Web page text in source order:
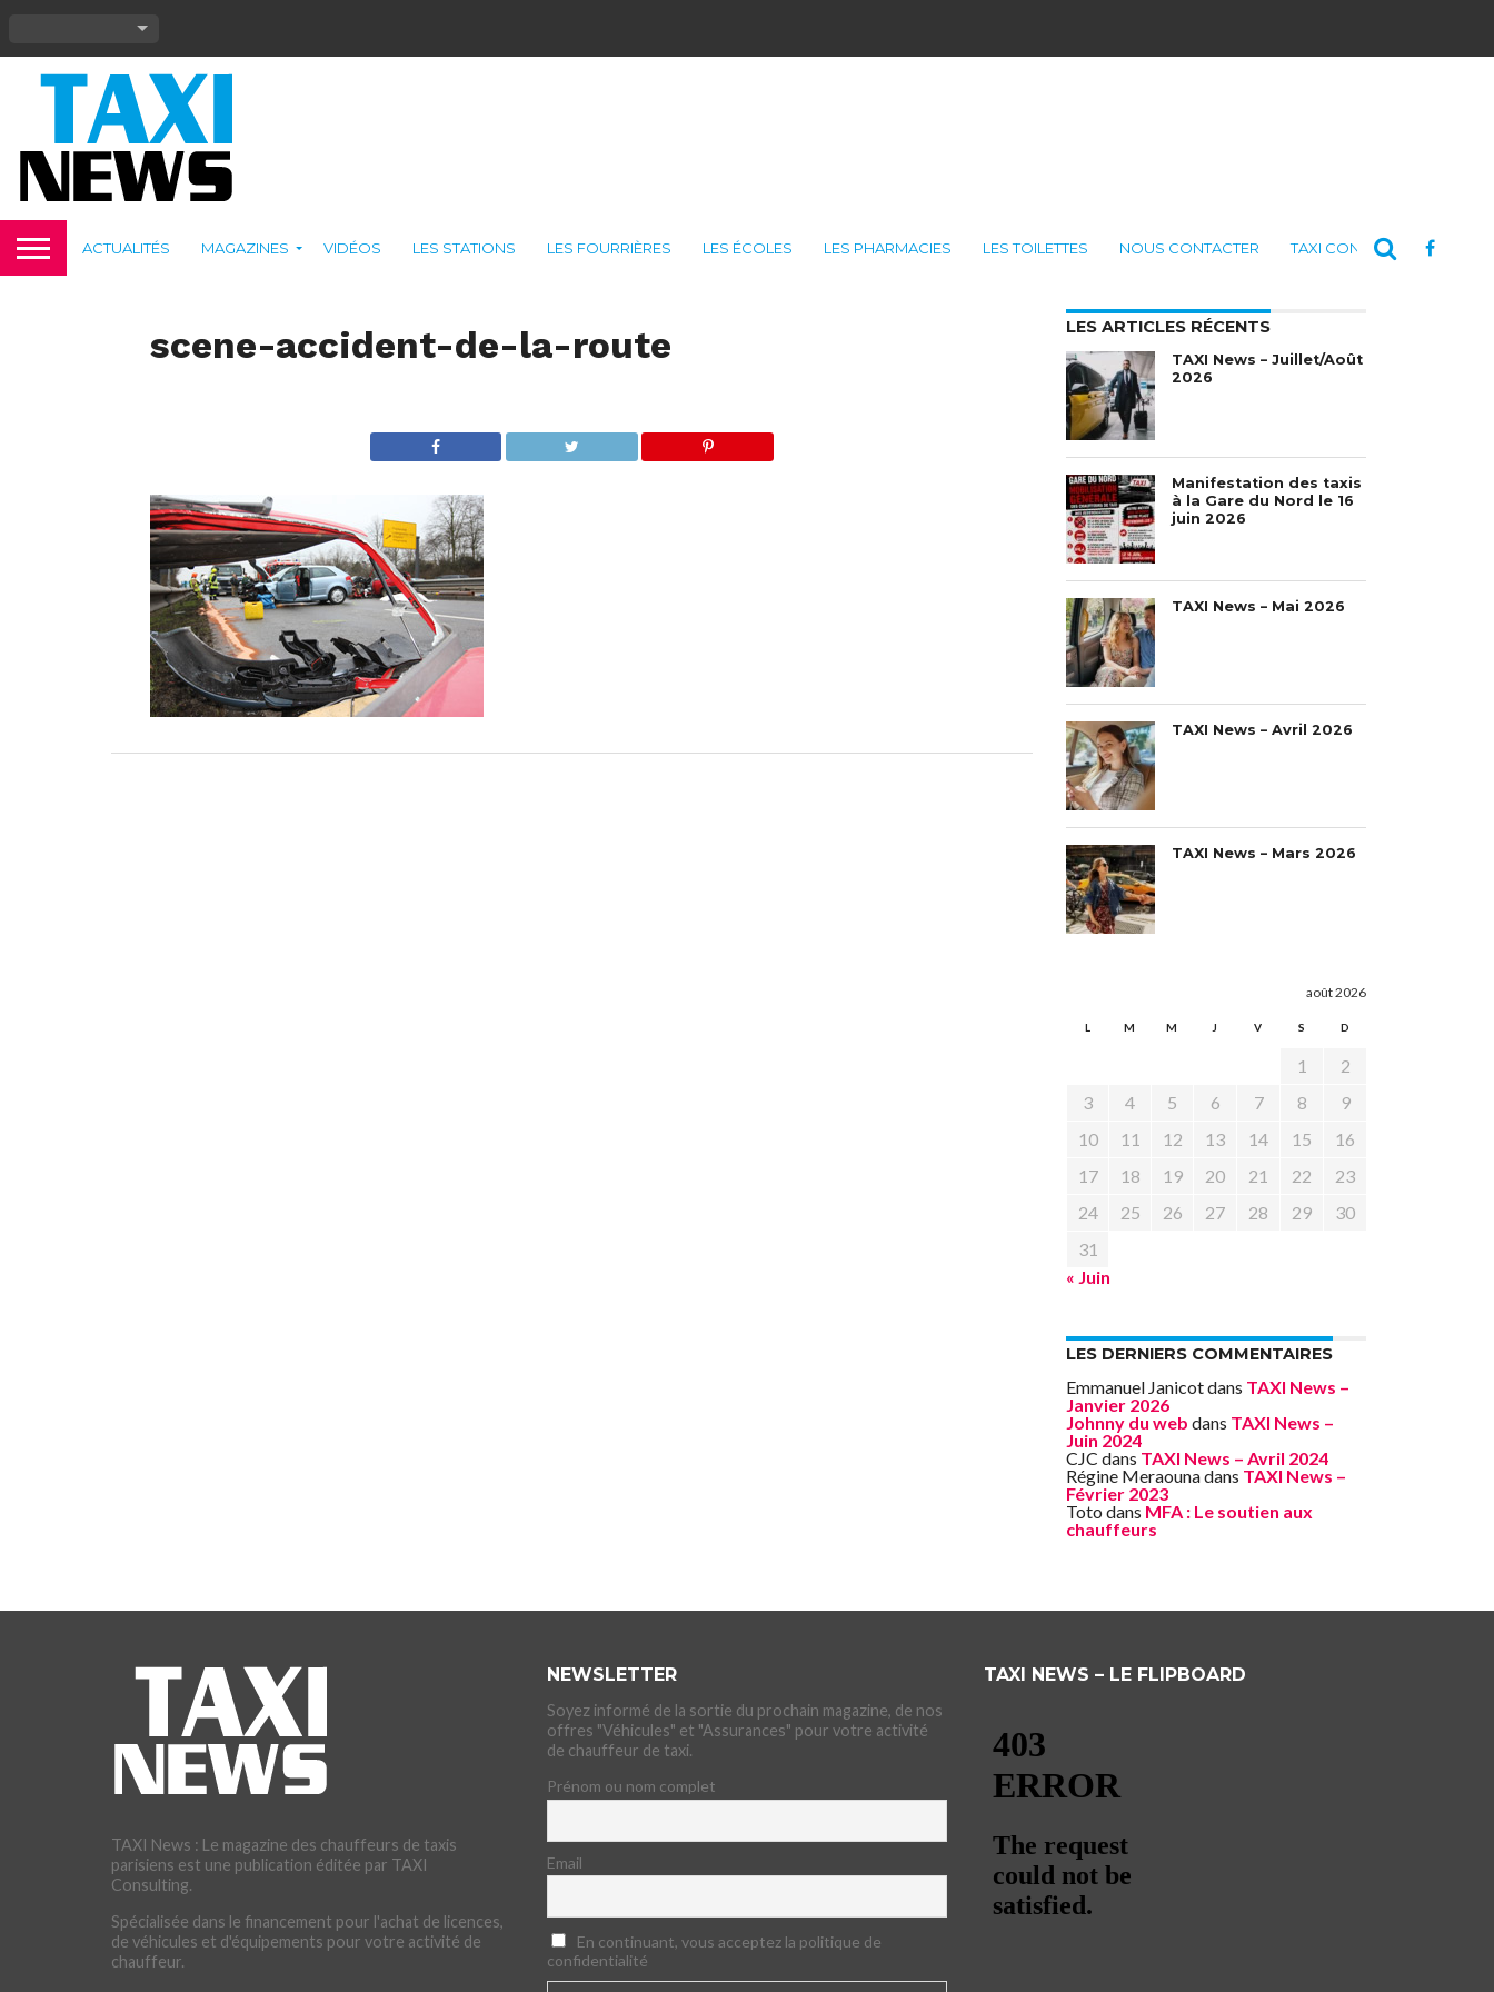
ACTUALITÉS MAGAZINES VIDÉOS LES STATIONS LES FOURRIÈRES LES ÉCOLES LES PHARMACIES LES TOILETTES NOUS CONTACTER TAXI CONSULTING
scene-accident-de-la-route LES ARTICLES RÉCENTS
TAXI News – Juillet/Août
2026
Manifestation des taxis
à la Gare du Nord le 16
juin 2026
TAXI News – Mai 2026
TAXI News – Avril 2026
TAXI News – Mars 2026
août 2026
L M M J V S D
1
2
3
4 5 6 7 8
9
10
11 12 13 14 15
16
17
18 19 20 21 22
23
24
25 26 27 28 29
30
31
« Juin
LES DERNIERS COMMENTAIRES
Emmanuel Janicotdans TAXI News –
Janvier 2026
Johnny du web dans TAXI News –
Juin 2024
CJC dans TAXI News – Avril 2024
Régine Meraounadans TAXI News –
Février 2023
Toto dans MFA : Le soutien aux
chauffeurs
TAXI News : Le magazine des chauffeurs de taxis
parisiens est une publication éditée par TAXI
Consulting.
Spécialisée dans le financement pour l'achat de licences,
de véhicules et d'équipements pour votre activité de
chauffeur.
NEWSLETTER
Soyez informé de la sortie du prochain magazine, de nos
offres "Véhicules" et "Assurances" pour votre activité
de chauffeur de taxi.
Prénom ou nom complet
Email
En continuant, vous acceptez la politique de
confidentialité
TAXI NEWS – LE FLIPBOARD